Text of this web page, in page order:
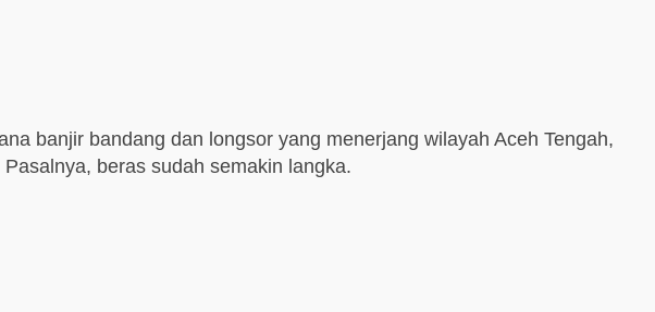
banjir bandang dan longsor yang menerjang wilayah Aceh Tengah,
beras sudah semakin langka.